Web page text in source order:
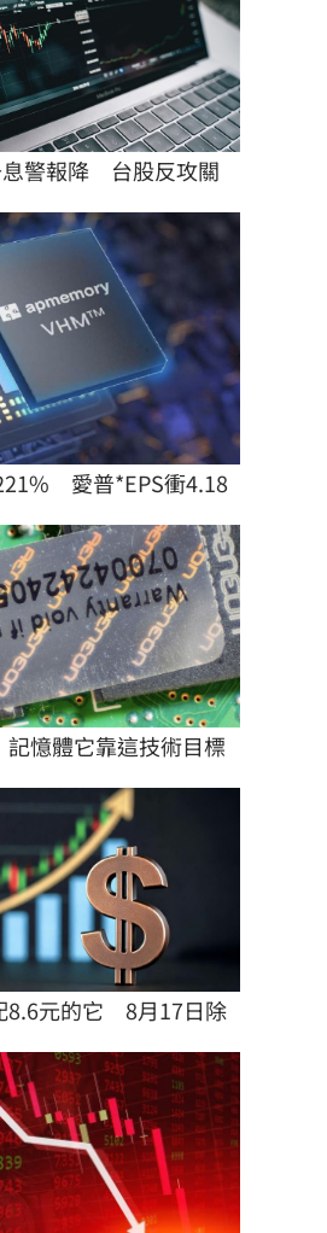
警報降　台股反攻關
　愛普*EPS衝4.18
記憶體它靠這技術目標
8.6元的它　8月17日除